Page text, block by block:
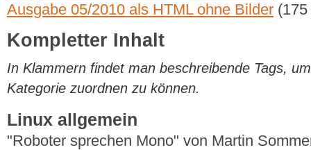
Ausgabe 05/2010 als HTML ohne Bilder
Kompletter Inhalt
In Klammern findet man beschreibende Tags,
Kategorie zuordnen zu können.
Linux allgemein
"Roboter sprechen Mono" von Martin